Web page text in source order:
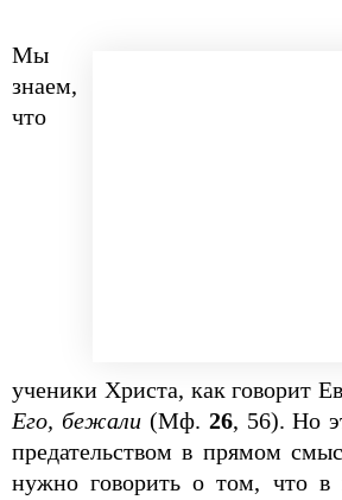
Мы
знаем,
что
ученики Хрис­та, как говорит
Его, бежали(Мф. 26, 56). Но
предательством в прямом
нужно говорить о том, что в